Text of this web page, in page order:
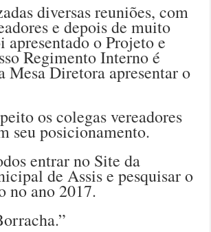
diversas reuniões, com
e depois de muito
o Projeto e
Regimento Interno é
Mesa Diretora apresentar o
os colegas vereadores
seu posicionamento.
entrar no Site da
de Assis e pesquisar o
no ano 2017.